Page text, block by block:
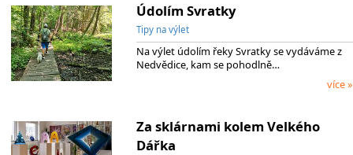
Údolím Svratky
Tipy na výlet
Na výlet údolím řeky Svratky se vydáváme z
Nedvědice, kam se pohodlně…
více »
Za sklárnami kolem Velkého
Dářka